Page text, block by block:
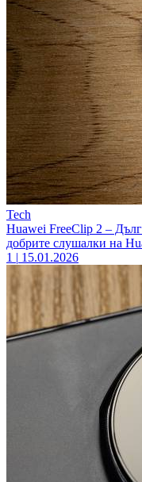
Tech
Huawei FreeClip 2 –
добрите слушалки на
1 | 15.01.2026